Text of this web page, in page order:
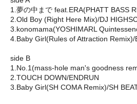
1.夢の中まで feat.ERA(PHATT BASS
2.Old Boy (Right Here Mix)/DJ
3.konomama(YOSHIMARL
4.Baby Girl(Rules of Attraction Remix)/
side B
1.No.1(mass-hole man's goodness
2.TOUCH DOWN/ENDRUN
3.Baby Girl(SH COMA Remix)/SH